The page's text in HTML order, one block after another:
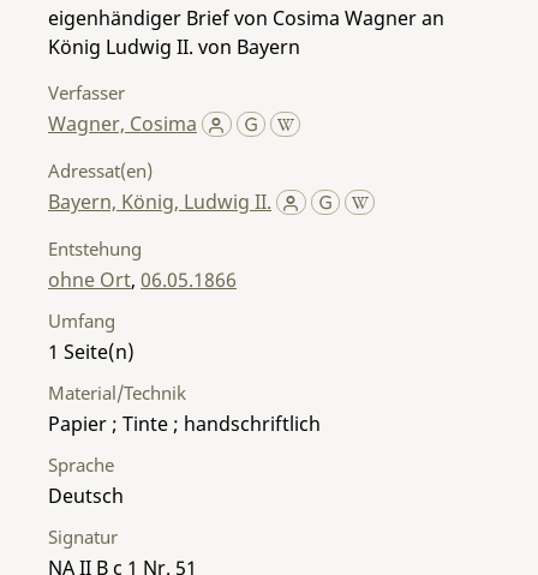
eigenhändiger Brief von Cosima Wagner an
König Ludwig II. von Bayern
Verfasser
Wagner, Cosima
Adressat(en)
Bayern, König, Ludwig II.
Entstehung
ohne Ort, 06.05.1866
Umfang
1
Material/Technik
Papier ; Tinte ; handschriftlich
Sprache
Deutsch
Signatur
NA II B c 1 Nr. 51